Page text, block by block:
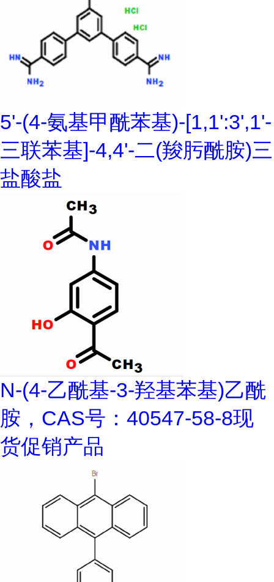
5'-(4-氨基甲酰苯基)-[1,1':3',1'-
三联苯基]-4,4'-二(羧肟酰胺)三
盐酸盐
N-(4-乙酰基-3-羟基苯基)乙酰
胺，CAS号：40547-58-8现
货促销产品